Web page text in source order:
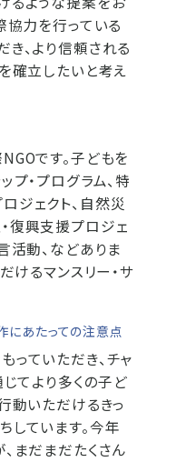
協力を行っている
、より信頼される
確立したいと考え
です。子どもを
・プログラム、特
ジェクト、自然災
復興支援プロジェ
活動、などありま
けるマンスリー・サ
にあたっての注意点
っていただき、チャ
じてより多くの子ど
動いただけるきっ
しています。今年
まだまだたくさん